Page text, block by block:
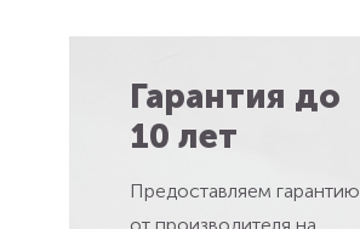
Гарантия до
10 лет
Предоставляем гарантию